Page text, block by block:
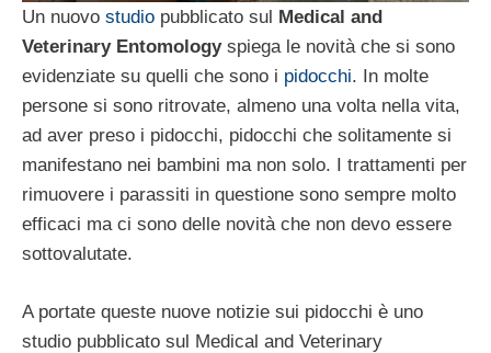
Un nuovo studio pubblicato sul
Medical and
Veterinary Entomologyspiega le novità che si sono
evidenziate su quelli che sono i pidocchi. In molte
persone si sono ritrovate, almeno una volta nella vita,
ad aver preso i pidocchi, pidocchi che solitamente si
manifestano nei bambini ma non solo. I trattamenti per
rimuovere i parassiti in questione sono sempre molto
efficaci ma ci sono delle novità che non devo essere
sottovalutate.
A portate queste nuove notizie sui pidocchi è uno
studio pubblicato sul Medical and Veterinary